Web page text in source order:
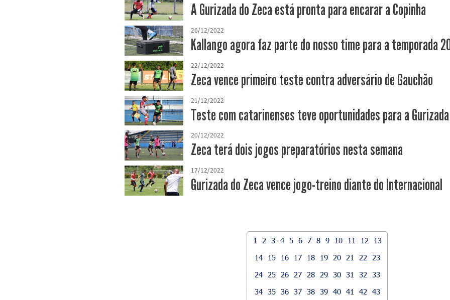
A Gurizada do Zeca está pronta para encarar a Copinha
26/12/2022
Kallango agora faz parte do nosso time para a temporada
22/12/2022
Zeca vence primeiro teste contra adversário de Gauchão
21/12/2022
Teste com catarinenses teve oportunidades para a Gurizada
20/12/2022
Zeca terá dois jogos preparatórios nesta semana
17/12/2022
Gurizada do Zeca vence jogo-treino diante do Internacional
1 2 3 4 5 6 7 8 9 10 11 12
13
14
15 16 17 18 19 20 21 22
23
24
25 26 27 28 29 30 31 32
33
34 35 36 37 38 39 40 41 42
43